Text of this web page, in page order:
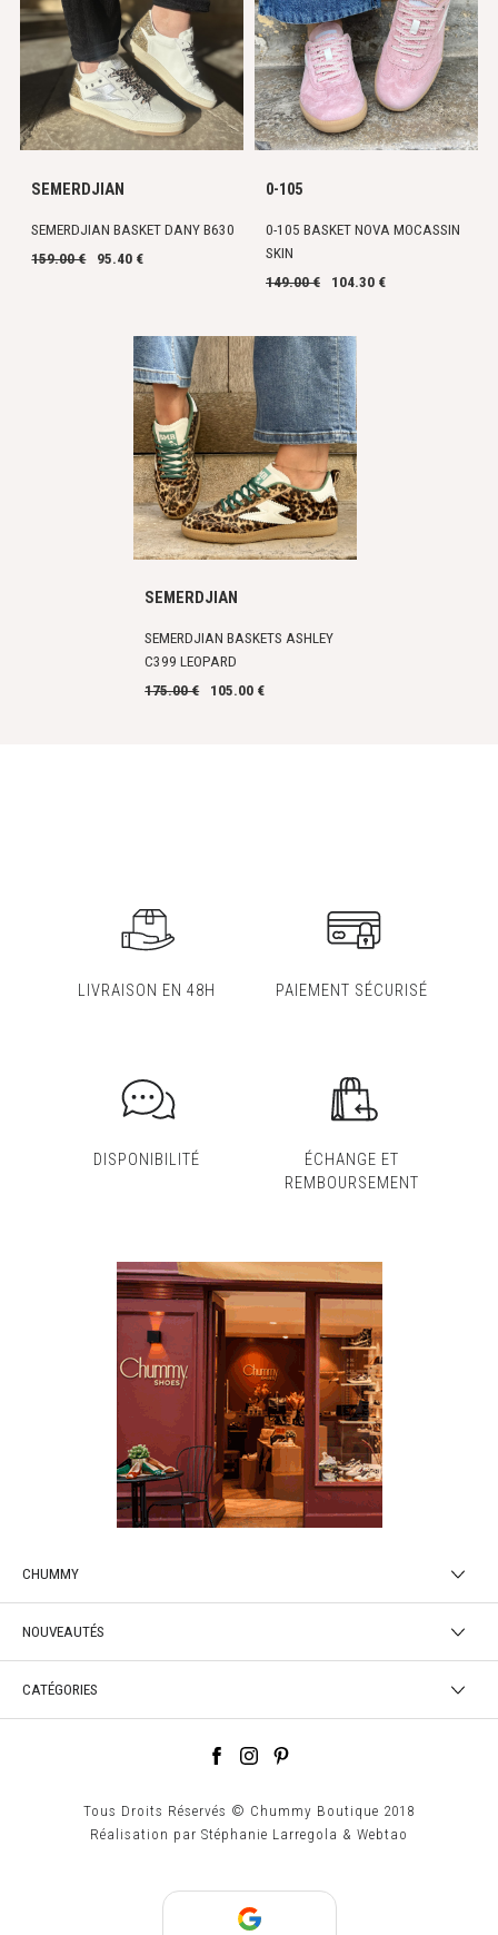
SEMERDJIAN
SEMERDJIAN BASKET DANY B630
159.00 €
95.40 €
0-105
0-105 BASKET NOVA MOCASSIN
SKIN
149.00 €
104.30 €
SEMERDJIAN
SEMERDJIAN BASKETS ASHLEY
C399 LEOPARD
175.00 €
105.00 €
LIVRAISON EN 48H PAIEMENT SÉCURISÉ
DISPONIBILITÉ
ÉCHANGE ET
REMBOURSEMENT
CHUMMY
NOUVEAUTÉS
CATÉGORIES
Tous Droits Réservés © Chummy Boutique 2018
Réalisation par Stéphanie Larregola & Webtao